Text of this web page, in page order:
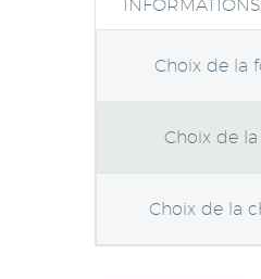
Choix de la
Choix de
Choix de la